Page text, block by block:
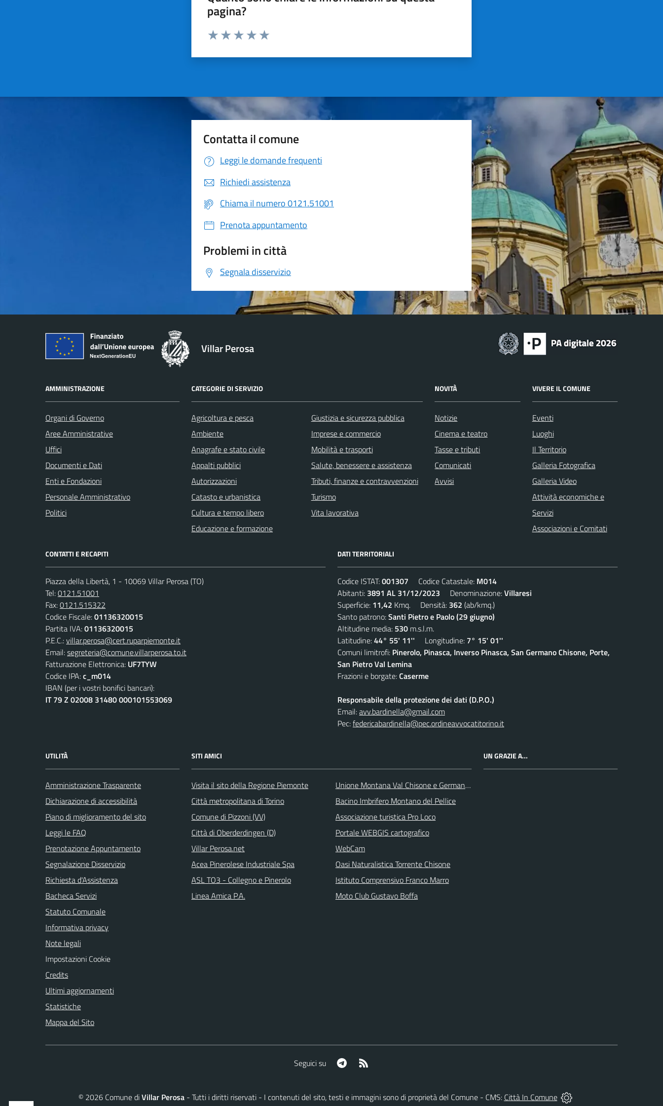
pagina?
Valuta da 1 a 5 stelle la pagina
Contatta il comune
Leggi le domande frequenti
Richiedi assistenza
Chiama il numero 0121.51001
Prenota appuntamento
Problemi in città
Segnala disservizio
Villar Perosa
AMMINISTRAZIONE
Organi di Governo
Aree Amministrative
Uffici
Documenti e Dati
Enti e Fondazioni
Personale Amministrativo
Politici
CATEGORIE DI SERVIZIO
Agricoltura e pesca
Ambiente
Anagrafe e stato civile
Appalti pubblici
Autorizzazioni
Catasto e urbanistica
Cultura e tempo libero
Educazione e formazione
Giustizia e sicurezza pubblica
Imprese e commercio
Mobilità e trasporti
Salute, benessere e assistenza
Tributi, finanze e contravvenzioni
Turismo
Vita lavorativa
NOVITÀ
Notizie
Cinema e teatro
Tasse e tributi
Comunicati
Avvisi
VIVERE IL COMUNE
Eventi
Luoghi
Il Territorio
Galleria Fotografica
Galleria Video
Attività economiche e
Servizi
Associazioni e Comitati
CONTATTI E RECAPITI
Piazza della Libertà, 1 - 10069 Villar Perosa (TO)
Tel:0121.51001
Fax:0121.515322
Codice Fiscale:01136320015
Partita IVA:01136320015
P.E.C.:villar.perosa@cert.ruparpiemonte.it
Email:segreteria@comune.villarperosa.to.it
Fatturazione Elettronica: UF7TYW
Codice IPA:c_m014
IBAN (per i vostri bonifici bancari):
IT 79 Z 02008 31480 000101553069
DATI TERRITORIALI
Codice ISTAT:001307 Codice Catastale: M014
Abitanti: 3891 AL 31/12/2023 Denominazione:Villaresi
Superficie: 11,42 Kmq. Densità: 362 (ab/kmq.)
Santo patrono:Santi Pietro e Paolo (29 giugno)
Altitudine media: 530 m.s.l.m.
Latitudine:44° 55' 11'' Longitudine: 7° 15' 01''
Comuni limitrofi: Pinerolo, Pinasca, Inverso Pinasca, San Germano Chisone, Porte,
San Pietro Val Lemina
Frazioni e borgate:Caserme
Responsabile della protezione dei dati (D.P.O.)
Email:avv.bardinella@gmail.com
Pec:federicabardinella@pec.ordineavvocatitorino.it
UTILITÀ
Amministrazione Trasparente
Dichiarazione di accessibilità
Piano di miglioramento del sito
Leggi le FAQ
Prenotazione Appuntamento
Segnalazione Disservizio
Richiesta d'Assistenza
Bacheca Servizi
Statuto Comunale
Informativa privacy
Note legali
Impostazioni Cookie
Credits
Ultimi aggiornamenti
Statistiche
Mappa del Sito
SITI AMICI
Visita il sito della Regione Piemonte
Città metropolitana di Torino
Comune di Pizzoni (VV)
Città di Oberderdingen (D)
Villar Perosa.net
Acea Pinerolese Industriale Spa
ASL TO3 - Collegno e Pinerolo
Linea Amica P.A.
Unione Montana Val Chisone e Germanasca
Bacino Imbrifero Montano del Pellice
Associazione turistica Pro Loco
Portale WEBGIS cartografico
WebCam
Oasi Naturalistica Torrente Chisone
Istituto Comprensivo Franco Marro
Moto Club Gustavo Boffa
UN GRAZIE A...
Seguici su Telegram
© 2026Comune diVillar Perosa- Tutti i diritti riservati - I contenuti del sito, testi e immagini sono di proprietà del Comune - CMS: Città In Comune